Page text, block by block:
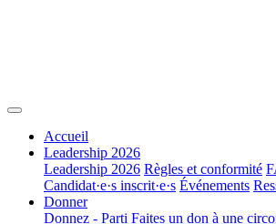
Accueil
Leadership 2026
Leadership 2026 Règles et conformité
Candidat·e·s inscrit·e·s Événements
Donner
Donnez - Parti Faites un don à une